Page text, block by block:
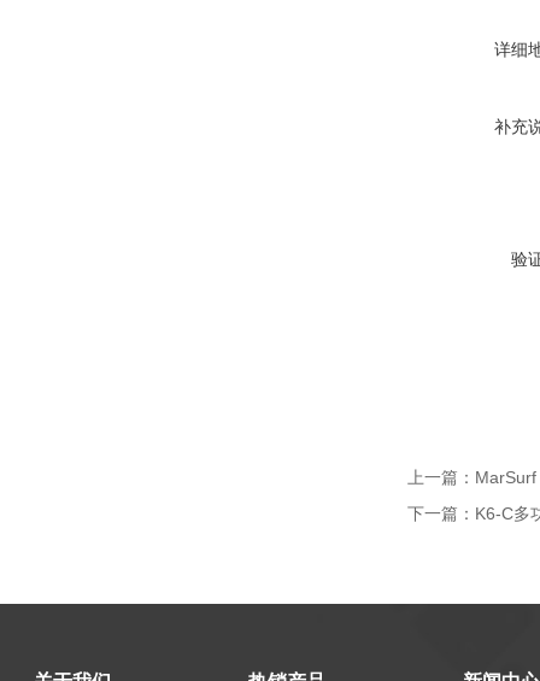
详细
补充
验
上一篇：
下一篇： K6-C多